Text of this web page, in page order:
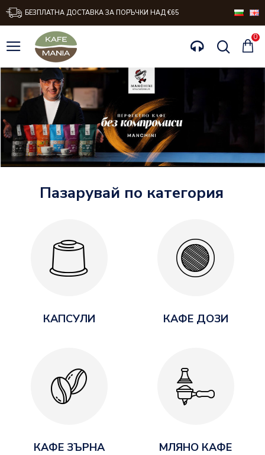
Kafemania.bg
БЕЗПЛАТНА ДОСТАВКА ЗА ПОРЪЧКИ НАД €65
0
Пазарувай по категория
КАПСУЛИ КАФЕ ДОЗИ
КАФЕ ЗЪРНА МЛЯНО КАФЕ